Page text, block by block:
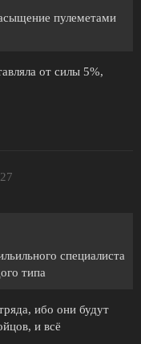
пулеметами
от силы 5%,
специалиста
типа
ибо они будут
и всё